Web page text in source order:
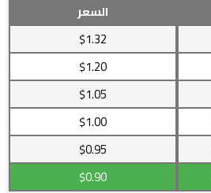
السعر
$1.32
$1.20
$1.05
$1.00
$0.95
$0.90